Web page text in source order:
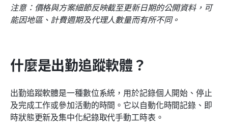
注意：價格與方案細節反映截至更新日期的公開資料，可
能因地區、計費週期及代理人數量而有所不同。
什麼是出勤追蹤軟體？
出勤追蹤軟體是一種數位系統，用於記錄個人開始、停止
及完成工作或參加活動的時間。它以自動化時間記錄、即
時狀態更新及集中化紀錄取代手動工時表。